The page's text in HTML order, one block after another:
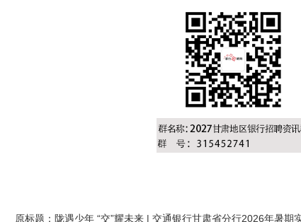
原标题：陇遇少年 “交”耀未来 | 交通银行甘肃省分行2026年暑期